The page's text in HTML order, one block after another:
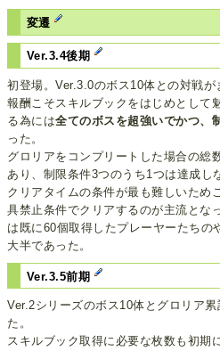
変遷
Ver.3.4後期
初登場。Ver.3.0のボス10体との対戦が
報酬こそスキルブックをはじめとして
る為には全てのボスを超強いでかつ、
った。
グロリアをコンプリートした場合の総
あり、制限条件3つのうち1つは達成し
クリアタイムの条件が最も難しいため
具禁止条件でクリアするのが主流とな
は既に60個取得したプレーヤーたちの
大半であった。
Ver.3.5前期
Ver.2シリーズのボス10体とグロリア
た。
スキルブック取得に必要な枚数も初期